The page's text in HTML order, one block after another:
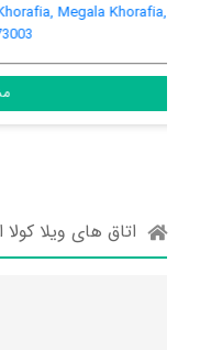
Khorafia,
اتاق های ویلا کولا